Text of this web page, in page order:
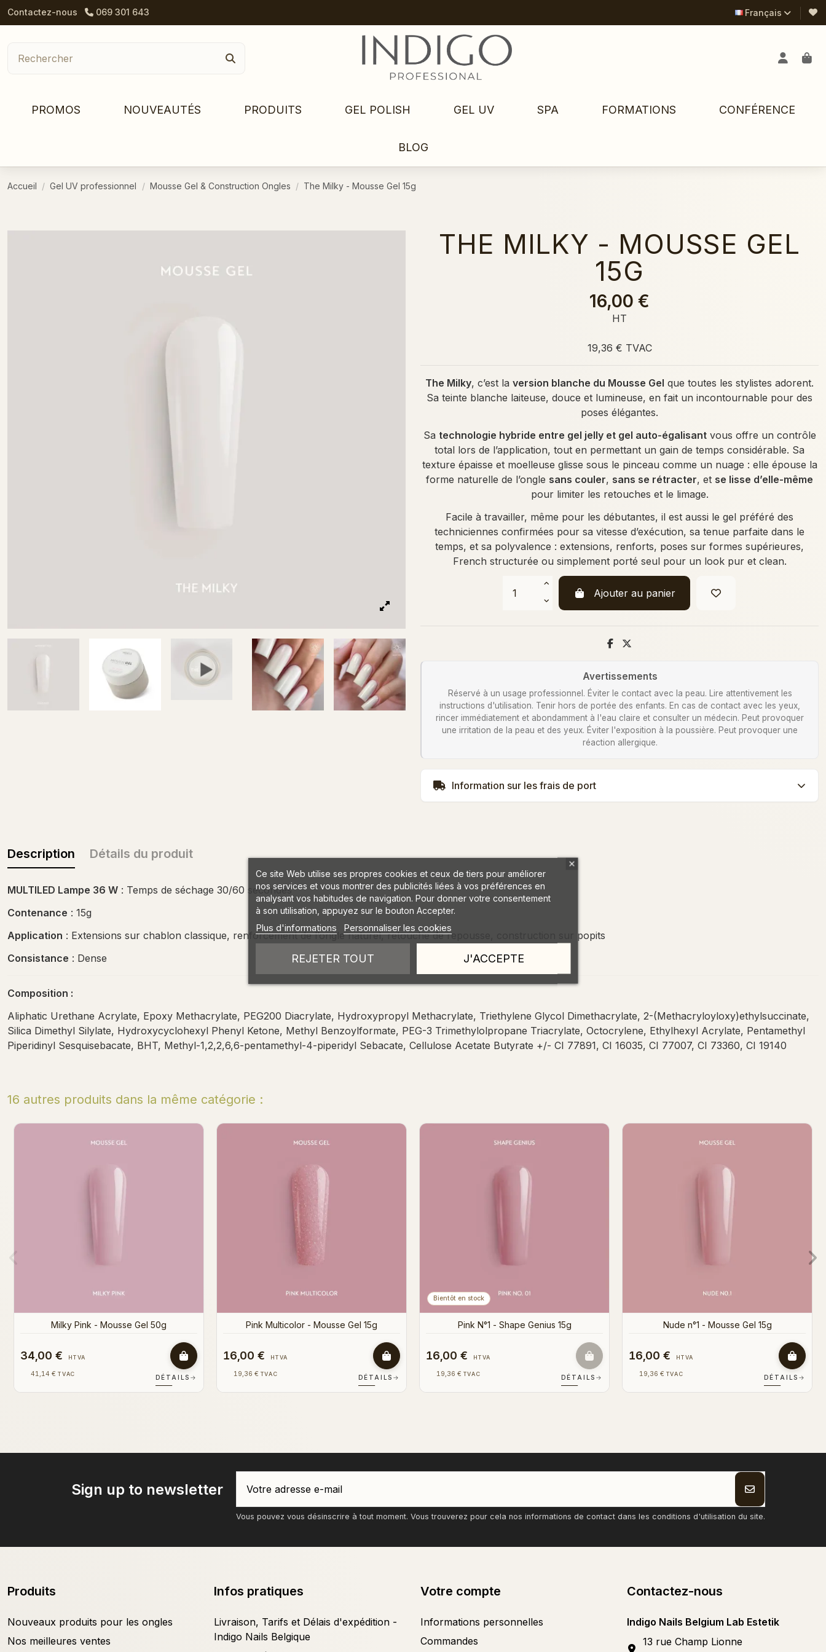
Contactez-nous 069 301 643 Français
PROMOS NOUVEAUTÉS PRODUITS GEL POLISH GEL UV SPA FORMATIONS CONFÉRENCE
BLOG
Accueil Gel UV professionnel Mousse Gel & Construction Ongles The Milky - Mousse Gel 15g
THE MILKY - MOUSSE GEL
15G
16,00 €
HT
19,36 € TVAC
The Milky, c’est la version blanche du Mousse Gel que toutes les stylistes adorent.
Sa teinte blanche laiteuse, douce et lumineuse, en fait un incontournable pour des
poses élégantes.
Sa technologie hybride entre gel jelly et gel auto-égalisantvous offre un contrôle
total lors de l’application, tout en permettant un gain de temps considérable. Sa
texture épaisse et moelleuse glisse sous le pinceau comme un nuage : elle épouse la
forme naturelle de l’ongle sans couler, sans se rétracter, et se lisse d’elle-même
pour limiter les retouches et le limage.
Facile à travailler, même pour les débutantes, il est aussi le gel préféré des
techniciennes confirmées pour sa vitesse d’exécution, sa tenue parfaite dans le
temps, et sa polyvalence : extensions, renforts, poses sur formes supérieures,
French structurée ou simplement porté seul pour un look pur et clean.
Ajouter au panier
Avertissements
Réservé à un usage professionnel. Éviter le contact avec la peau. Lire attentivement les
instructions d'utilisation. Tenir hors de portée des enfants. En cas de contact avec les yeux,
rincer immédiatement et abondamment à l'eau claire et consulter un médecin. Peut provoquer
une irritation de la peau et des yeux. Éviter l'exposition à la poussière. Peut provoquer une
réaction allergique.
Information sur les frais de port
Description Détails du produit
MULTILED Lampe 36 W : Temps de séchage 30/60 secondes
Contenance : 15g
Application : Extensions sur chablon classique, renforcement de l’ongle naturel, retouche de repousse, construction sur popits
Consistance : Dense
Composition :
Aliphatic Urethane Acrylate, Epoxy Methacrylate, PEG200 Diacrylate, Hydroxypropyl Methacrylate, Triethylene Glycol Dimethacrylate, 2-(Methacryloyloxy)ethylsuccinate,
Silica Dimethyl Silylate, Hydroxycyclohexyl Phenyl Ketone, Methyl Benzoylformate, PEG-3 Trimethylolpropane Triacrylate, Octocrylene, Ethylhexyl Acrylate, Pentamethyl
Piperidinyl Sesquisebacate, BHT, Methyl-1,2,2,6,6-pentamethyl-4-piperidyl Sebacate, Cellulose Acetate Butyrate +/- CI 77891, CI 16035, CI 77007, CI 73360, CI 19140
16 autres produits dans la même catégorie :
Bientôt en stock
16,00 € HTVA
19,36 € TVAC DÉTAILS
16,00 € HTVA
19,36 € TVAC DÉTAILS
16,00 € HTVA
19,36 € TVAC DÉTAILS
16,00 € HTVA
19,36 € TVAC DÉTAILS
Sign up to newsletter
Vous pouvez vous désinscrire à tout moment. Vous trouverez pour cela nos informations de contact dans les conditions d'utilisation du site.
Produits
Nouveaux produits pour les ongles
Nos meilleures ventes
Infos pratiques
Livraison, Tarifs et Délais d'expédition -
Indigo Nails Belgique
Votre compte
Informations personnelles
Commandes
Contactez-nous
Indigo Nails Belgium Lab Estetik
13 rue Champ Lionne
Ce site Web utilise ses propres cookies et ceux de tiers pour améliorer
nos services et vous montrer des publicités liées à vos préférences en
analysant vos habitudes de navigation. Pour donner votre consentement
à son utilisation, appuyez sur le bouton Accepter.
Plus d'informations Personnaliser les cookies
REJETER TOUT J'ACCEPTE